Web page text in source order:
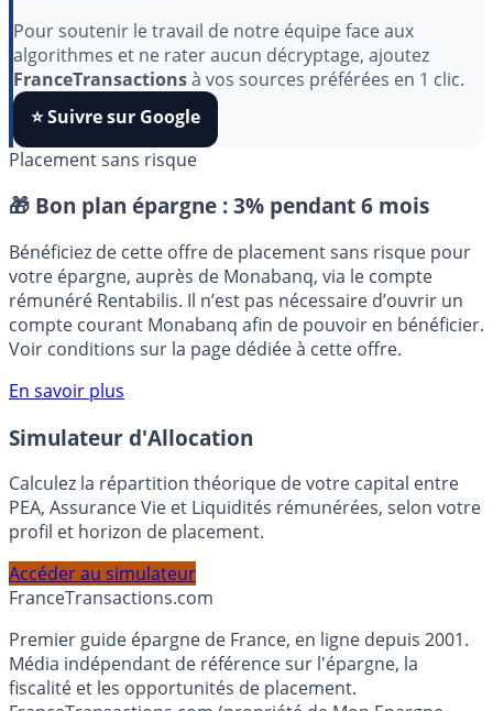
Pour soutenir le travail de notre équipe face aux
algorithmes et ne rater aucun décryptage, ajoutez
FranceTransactionsà vos sources préférées en 1 clic.
⭐️ Suivre sur Google
Placement sans risque
🎁 Bon plan épargne : 3% pendant 6 mois
Bénéficiez de cette offre de placement sans risque pour
votre épargne, auprès de Monabanq, via le compte
rémunéré Rentabilis. Il n’est pas nécessaire d’ouvrir un
compte courant Monabanq afin de pouvoir en bénéficier.
Voir conditions sur la page dédiée à cette offre.
En savoir plus
Simulateur d'Allocation
Calculez la répartition théorique de votre capital entre
PEA, Assurance Vie et Liquidités rémunérées, selon votre
profil et horizon de placement.
Accéder au simulateur
FranceTransactions.com
Premier guide épargne de France, en ligne depuis 2001.
Média indépendant de référence sur l'épargne, la